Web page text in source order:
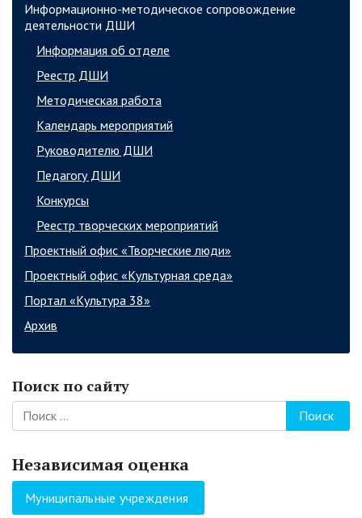
Информационно-методическое сопровождение
деятельности ДШИ
Информация об отделе
Реестр ДШИ
Методическая работа
Календарь мероприятий
Руководителю ДШИ
Педагогу ДШИ
Конкурсы
Реестр творческих мероприятий
Проектный офис «Творческие люди»
Проектный офис «Культурная среда»
Портал «Культура 38»
Архив
Поиск по сайту
Поиск
Независимая оценка
Муниципальные учреждения